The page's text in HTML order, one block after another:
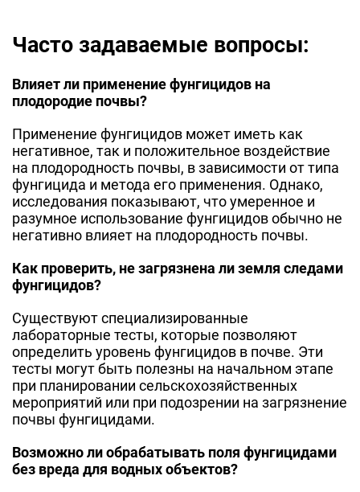
Часто задаваемые вопросы:
Влияет ли применение фунгицидов на
плодородие почвы?
Применение фунгицидов может иметь как
негативное, так и положительное воздействие
на плодородность почвы, в зависимости от типа
фунгицида и метода его применения. Однако,
исследования показывают, что умеренное и
разумное использование фунгицидов обычно не
негативно влияет на плодородность почвы.
Как проверить, не загрязнена ли земля следами
фунгицидов?
Существуют специализированные
лабораторные тесты, которые позволяют
определить уровень фунгицидов в почве. Эти
тесты могут быть полезны на начальном этапе
при планировании сельскохозяйственных
мероприятий или при подозрении на загрязнение
почвы фунгицидами.
Возможно ли обрабатывать поля фунгицидами
без вреда для водных объектов?